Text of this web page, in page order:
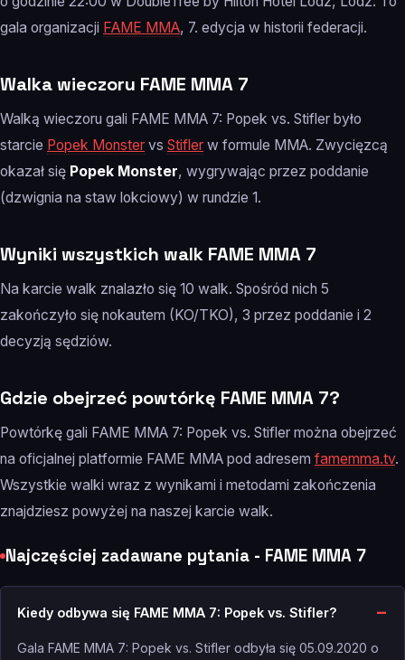
gala organizacji FAME MMA, 7. edycja w historii federacji.
Walka wieczoru FAME MMA 7
Walką wieczoru gali FAME MMA 7: Popek vs. Stifler było
starcie Popek Monster vs Stifler w formule MMA. Zwycięzcą
okazał się Popek Monster, wygrywając przez poddanie
(dzwignia na staw lokciowy) w rundzie 1.
Wyniki wszystkich walk FAME MMA 7
Na karcie walk znalazło się 10 walk. Spośród nich 5
zakończyło się nokautem (KO/TKO), 3 przez poddanie i 2
decyzją sędziów.
Gdzie obejrzeć powtórkę FAME MMA 7?
Powtórkę gali FAME MMA 7: Popek vs. Stifler można obejrzeć
na oficjalnej platformie FAME MMA pod adresem famemma.tv.
Wszystkie walki wraz z wynikami i metodami zakończenia
znajdziesz powyżej na naszej karcie walk.
Najczęściej zadawane pytania - FAME MMA 7
Kiedy odbywa się FAME MMA 7: Popek vs. Stifler?
Gala FAME MMA 7: Popek vs. Stifler odbyła się 05.09.2020 o